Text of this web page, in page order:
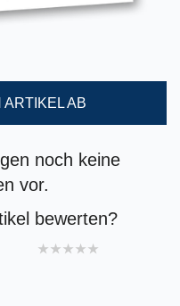
ARTIKEL AB
noch keine
vor.
bewerten?
4 stars
3 stars
2 stars
1 star